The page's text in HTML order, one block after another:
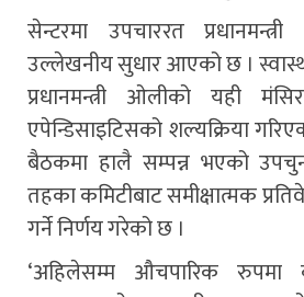
सेन्टरमा उपचाररत
उल्लेखनीय सुधार आएको छ ।
प्रधानमन्त्री ओलीको यही
एपेन्डिसाइटिसको शल्यक्रिया
बैठकमा हालै सम्पन्न भएको
तहका कमिटीबाट समीक्षात्मक
गर्ने निर्णय गरेको छ ।
‘अहिलेसम्म औचपारिक रुपमा